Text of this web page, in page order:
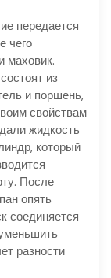
передается
чего
маховик.
из
и поршень,
свойствам
жидкость
который
После
опять
соединяется
разности